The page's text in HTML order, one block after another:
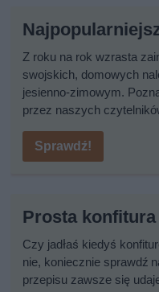
Z roku na rok wzrasta
swojskich, domowych
jesienno-zimowym.
przez naszych
Sprawdź!
Prosta
Czy jadłaś kiedyś
nie, koniecznie sprawdź
przepisu zawsze się